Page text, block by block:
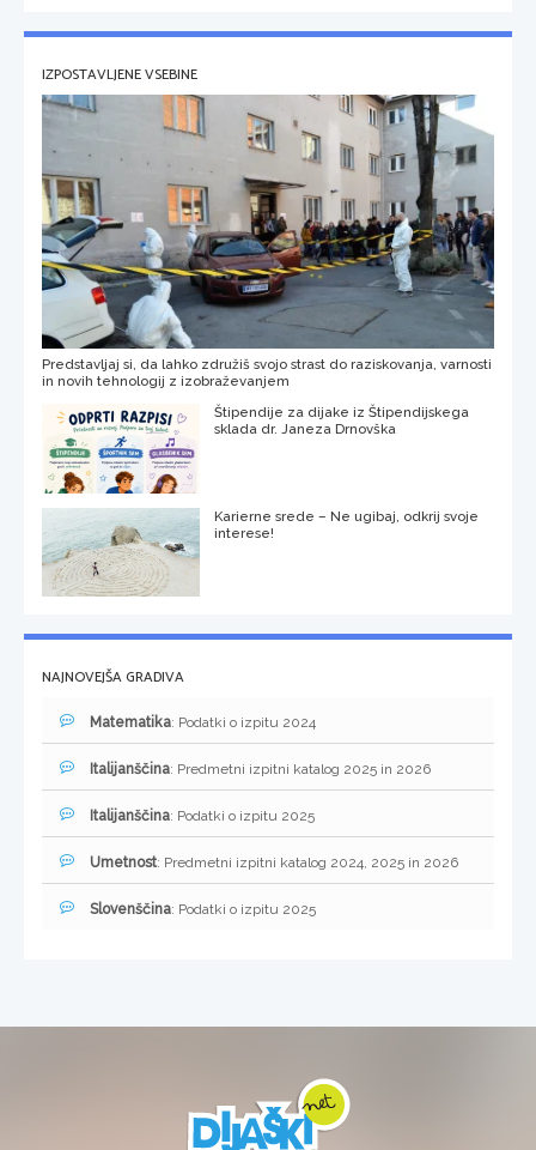
IZPOSTAVLJENE VSEBINE
Predstavljaj si, da lahko združiš svojo strast do raziskovanja, varnosti
in novih tehnologij z izobraževanjem
Štipendije za dijake iz Štipendijskega
sklada dr. Janeza Drnovška
Karierne srede – Ne ugibaj, odkrij svoje
interese!
NAJNOVEJŠA GRADIVA
Matematika: Podatki o izpitu 2024
Italijanščina: Predmetni izpitni katalog 2025 in 2026
Italijanščina: Podatki o izpitu 2025
Umetnost: Predmetni izpitni katalog 2024, 2025 in 2026
Slovenščina: Podatki o izpitu 2025